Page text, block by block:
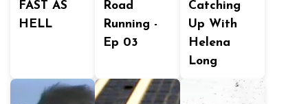
FAST AS
HELL
Road
Running -
Ep 03
Catching
Up With
Helena
Long